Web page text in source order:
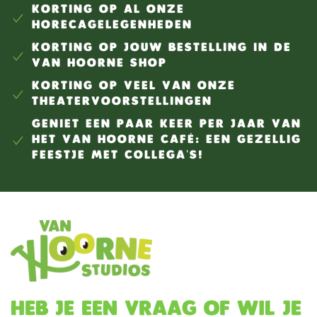
KORTING OP AL ONZE
HORECAGELEGENHEDEN
KORTING OP JOUW BESTELLING IN DE
VAN HOORNE SHOP
KORTING OP VEEL VAN ONZE
THEATERVOORSTELLINGEN
GENIET EEN PAAR KEER PER JAAR VAN
HET VAN HOORNE CAFÉ: EEN GEZELLIG
FEESTJE MET COLLEGA'S!
Heb je een vraag of wil je